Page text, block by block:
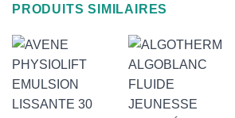
PRODUITS SIMILAIRES